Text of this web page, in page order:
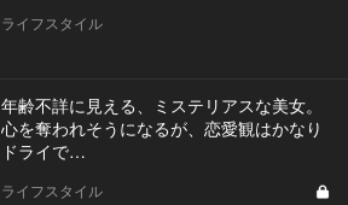
ライフスタイル
年齢不詳に見える、ミステリアスな美女。
心を奪われそうになるが、恋愛観はかなり
ドライで…
ライフスタイル